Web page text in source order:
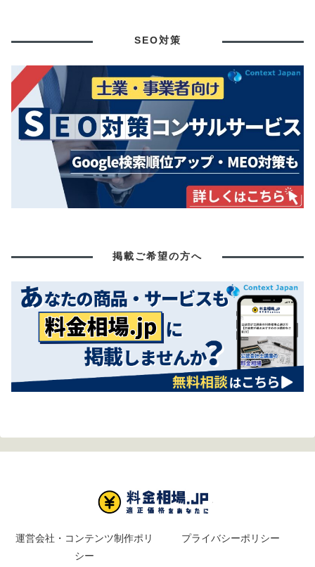
SEO対策
掲載ご希望の方へ
運営会社・コンテンツ制作ポリ
シー
プライバシーポリシー